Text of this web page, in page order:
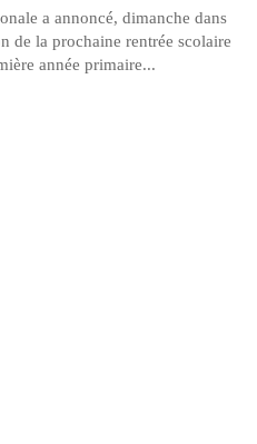
a annoncé, dimanche dans
de la prochaine rentrée scolaire
année primaire...